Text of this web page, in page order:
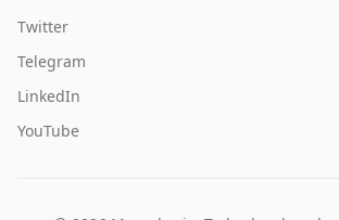
Twitter
Telegram
LinkedIn
YouTube